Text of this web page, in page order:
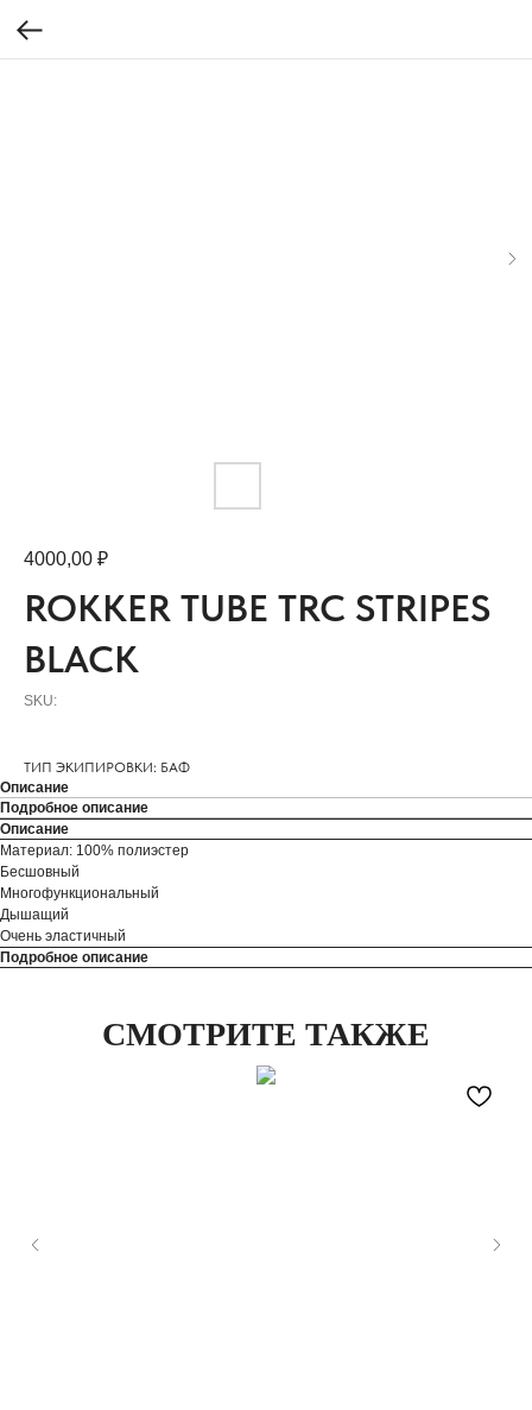
ROKKER TUBE TRC STRIPES
BLACK
SKU:
4000,00 ₽
ТИП ЭКИПИРОВКИ: БАФ
Описание
Подробное описание
Описание
Материал: 100% полиэстер
Бесшовный
Многофункциональный
Дышащий
Очень эластичный
Подробное описание
СМОТРИТЕ ТАКЖЕ